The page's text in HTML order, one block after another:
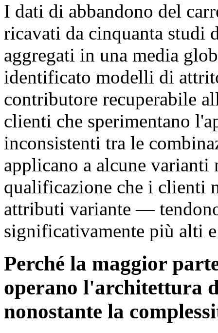
I dati di abbandono del
ricavati da cinquanta studi
aggregati in una media
identificato modelli di
contributore recuperabile
clienti che sperimentano
inconsistenti tra le
applicano a alcune
qualificazione che i clienti
attributi variante —
significativamente più alti
Perché la maggior
operano l'architettura
nonostante la